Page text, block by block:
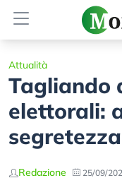
Attualità
Tagliando
elettorali:
Redazione 25/09/